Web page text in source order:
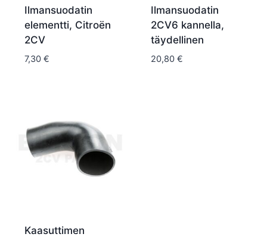
Ilmansuodatin
elementti, Citroën
2CV
7,30 €
Ilmansuodatin
2CV6 kannella,
täydellinen
20,80 €
Kaasuttimen